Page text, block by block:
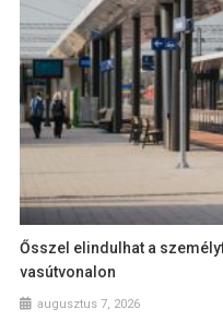
Ősszel elindulhat a
vasútvonalon
augusztus 7, 2026